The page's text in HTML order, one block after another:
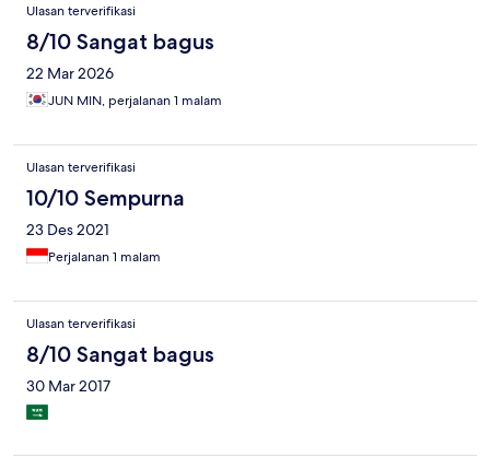
Ulasan terverifikasi
8/10 Sangat bagus
22 Mar 2026
JUN MIN, perjalanan 1 malam
Ulasan terverifikasi
10/10 Sempurna
23 Des 2021
Perjalanan 1 malam
Ulasan terverifikasi
8/10 Sangat bagus
30 Mar 2017